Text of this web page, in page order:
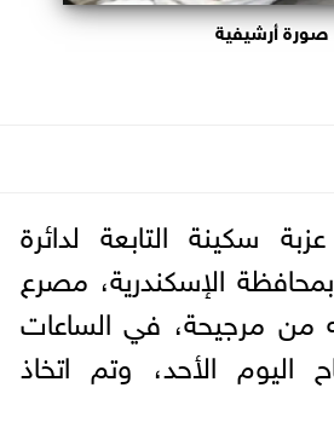
صورة أرشيفية
سكينة التابعة لدائرة
الإسكندرية، مصرع
مرجيحة، في الساعات
الأحد، وتم اتخاذ